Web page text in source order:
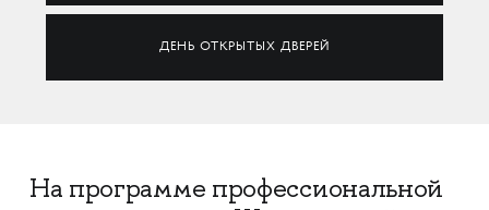
ДЕНЬ ОТКРЫТЫХ ДВЕРЕЙ
На программе профессиональной